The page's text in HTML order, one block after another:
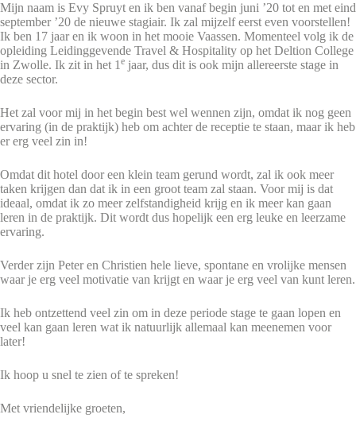
Mijn naam is Evy Spruyt en ik ben vanaf begin juni ’20 tot en met eind
september ’20 de nieuwe stagiair. Ik zal mijzelf eerst even voorstellen!
Ik ben 17 jaar en ik woon in het mooie Vaassen. Momenteel volg ik de
opleiding Leidinggevende Travel & Hospitality op het Deltion College
in Zwolle. Ik zit in het 1 e jaar, dus dit is ook mijn allereerste stage in
deze sector.
Het zal voor mij in het begin best wel wennen zijn, omdat ik nog geen
ervaring (in de praktijk) heb om achter de receptie te staan, maar ik heb
er erg veel zin in!
Omdat dit hotel door een klein team gerund wordt, zal ik ook meer
taken krijgen dan dat ik in een groot team zal staan. Voor mij is dat
ideaal, omdat ik zo meer zelfstandigheid krijg en ik meer kan gaan
leren in de praktijk. Dit wordt dus hopelijk een erg leuke en leerzame
ervaring.
Verder zijn Peter en Christien hele lieve, spontane en vrolijke mensen
waar je erg veel motivatie van krijgt en waar je erg veel van kunt leren.
Ik heb ontzettend veel zin om in deze periode stage te gaan lopen en
veel kan gaan leren wat ik natuurlijk allemaal kan meenemen voor
later!
Ik hoop u snel te zien of te spreken!
Met vriendelijke groeten,